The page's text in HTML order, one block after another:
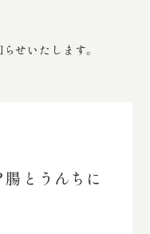
せいたします。
腸とうんちに